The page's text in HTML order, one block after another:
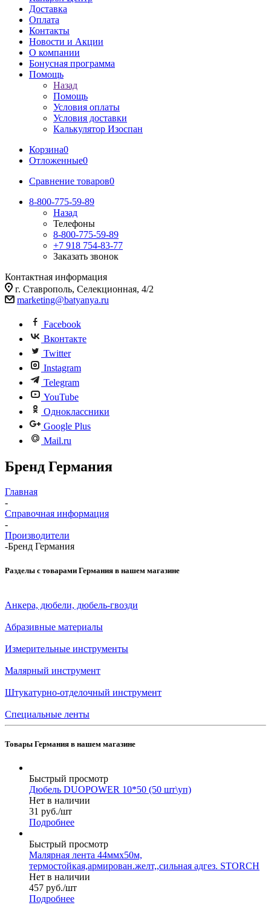
Доставка
Оплата
Контакты
Новости и Акции
О компании
Бонусная программа
Помощь
Назад
Помощь
Условия оплаты
Условия доставки
Калькулятор Изоспан
Корзина0
Отложенные0
Сравнение товаров0
8-800-775-59-89
Назад
Телефоны
8-800-775-59-89
+7 918 754-83-77
Заказать звонок
Контактная информация
г. Ставрополь, Селекционная, 4/2
marketing@batyanya.ru
Facebook
Вконтакте
Twitter
Instagram
Telegram
YouTube
Одноклассники
Google Plus
Mail.ru
Бренд Германия
Главная
-
Справочная информация
-
Производители
-Бренд Германия
Разделы с товарами Германия в нашем магазине
Анкера, дюбели, дюбель-гвозди
Абразивные материалы
Измерительные инструменты
Малярный инструмент
Штукатурно-отделочный инструмент
Специальные ленты
Товары Германия в нашем магазине
Быстрый просмотр
Дюбель DUOPOWER 10*50 (50 шт\уп)
Нет в наличии
31 руб./шт
Подробнее
Быстрый просмотр
Малярная лента 44ммх50м,
термостойкая,армирован.желт,,сильная адгез. SТОRСН
Нет в наличии
457 руб./шт
Подробнее